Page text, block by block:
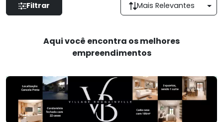
Filtrar Mais Relevantes
Aqui você encontra os melhores
empreendimentos